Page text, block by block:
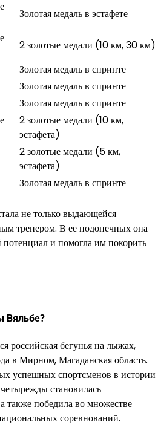
Золотая медаль в эстафете
2 золотые медали (10 км, 30 км)
Золотая медаль в спринте
Золотая медаль в спринте
Золотая медаль в спринте
2 золотые медали (10 км,
эстафета)
2 золотые медали (5 км,
эстафета)
Золотая медаль в спринте
не только выдающейся
тренером. В ее подопечных она
и помогла им покорить
Вяльбе?
российская бегунья на лыжах,
в Мирном, Магаданская область.
успешных спортсменов в истории
становилась
также победила во множестве
соревнований.